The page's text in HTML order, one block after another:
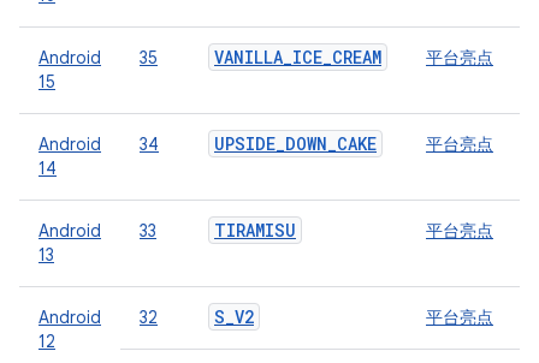
Android
15
35 VANILLA_ICE_CREAM 平台亮点
Android
14
34 UPSIDE_DOWN_CAKE 平台亮点
Android
13
33 TIRAMISU 平台亮点
Android
12
32 S_V2 平台亮点